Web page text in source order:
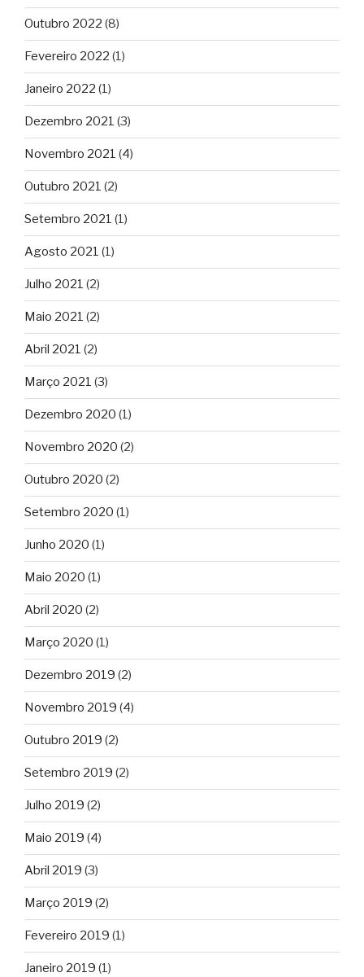
Outubro 2022 (8)
Fevereiro 2022 (1)
Janeiro 2022 (1)
Dezembro 2021 (3)
Novembro 2021 (4)
Outubro 2021 (2)
Setembro 2021 (1)
Agosto 2021 (1)
Julho 2021 (2)
Maio 2021 (2)
Abril 2021 (2)
Março 2021 (3)
Dezembro 2020 (1)
Novembro 2020 (2)
Outubro 2020 (2)
Setembro 2020 (1)
Junho 2020 (1)
Maio 2020 (1)
Abril 2020 (2)
Março 2020 (1)
Dezembro 2019 (2)
Novembro 2019 (4)
Outubro 2019 (2)
Setembro 2019 (2)
Julho 2019 (2)
Maio 2019 (4)
Abril 2019 (3)
Março 2019 (2)
Fevereiro 2019 (1)
Janeiro 2019 (1)